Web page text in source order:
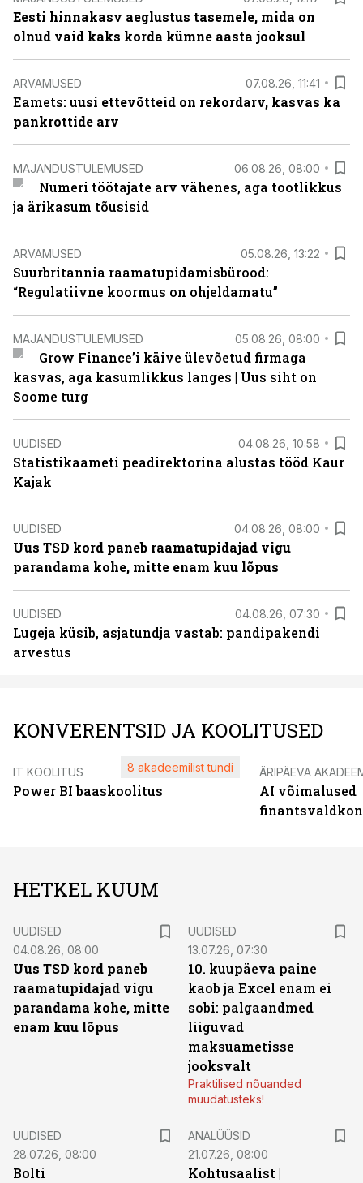
Eesti hinnakasv aeglustus tasemele, mida on
olnud vaid kaks korda kümne aasta jooksul
ARVAMUSED 07.08.26, 11:41
Eamets: uusi ettevõtteid on rekordarv, kasvas ka
pankrottide arv
MAJANDUSTULEMUSED 06.08.26, 08:00
Numeri töötajate arv vähenes, aga tootlikkus
ja ärikasum tõusisid
ARVAMUSED 05.08.26, 13:22
Suurbritannia raamatupidamisbürood:
“Regulatiivne koormus on ohjeldamatu”
MAJANDUSTULEMUSED 05.08.26, 08:00
Grow Finance’i käive ülevõetud firmaga
kasvas, aga kasumlikkus langes | Uus siht on
Soome turg
UUDISED 04.08.26, 10:58
Statistikaameti peadirektorina alustas tööd Kaur
Kajak
UUDISED 04.08.26, 08:00
Uus TSD kord paneb raamatupidajad vigu
parandama kohe, mitte enam kuu lõpus
UUDISED 04.08.26, 07:30
Lugeja küsib, asjatundja vastab: pandipakendi
arvestus
KONVERENTSID JA KOOLITUSED
IT KOOLITUS
Power BI baaskoolitus
8 akadeemilist tundi ÄRIPÄEVA
AI võimalused
HETKEL KUUM
UUDISED
04.08.26, 08:00
Uus TSD kord paneb
raamatupidajad vigu
parandama kohe, mitte
enam kuu lõpus
UUDISED
13.07.26, 07:30
10. kuupäeva paine
kaob ja Excel enam ei
sobi: palgaandmed
liiguvad
maksuametisse
jooksvalt
Praktilised nõuanded
muudatusteks!
UUDISED
28.07.26, 08:00
Bolti
ANALÜÜSID
21.07.26, 08:00
Kohtusaalist |